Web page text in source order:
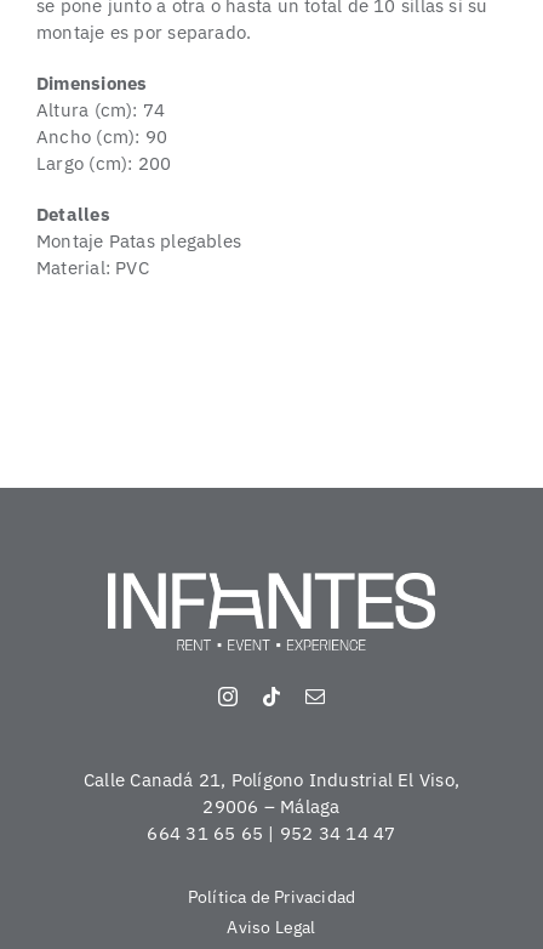
se pone junto a otra o hasta un total de 10 sillas si su
montaje es por separado.
Dimensiones
Altura (cm): 74
Ancho (cm): 90
Largo (cm): 200
Detalles
Montaje Patas plegables
Material: PVC
Calle Canadá 21, Polígono Industrial El Viso,
29006 – Málaga
664 31 65 65 | 952 34 14 47
Política de Privacidad
Aviso Legal